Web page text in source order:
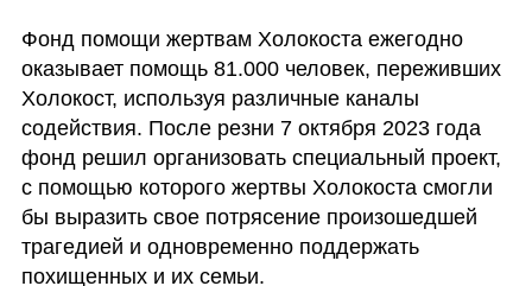
Фонд помощи жертвам Холокоста ежегодно
оказывает помощь 81.000 человек, переживших
Холокост, используя различные каналы
содействия. После резни 7 октября 2023 года
фонд решил организовать специальный проект,
с помощью которого жертвы Холокоста смогли
бы выразить свое потрясение произошедшей
трагедией и одновременно поддержать
похищенных и их семьи.